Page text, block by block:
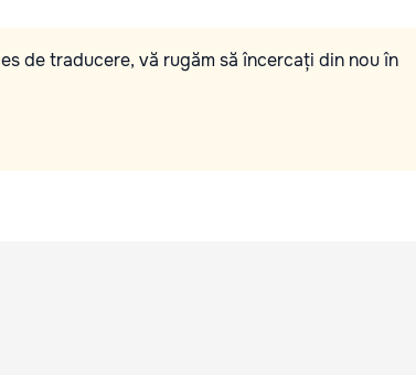
de traducere, vă rugăm să încercați din nou în